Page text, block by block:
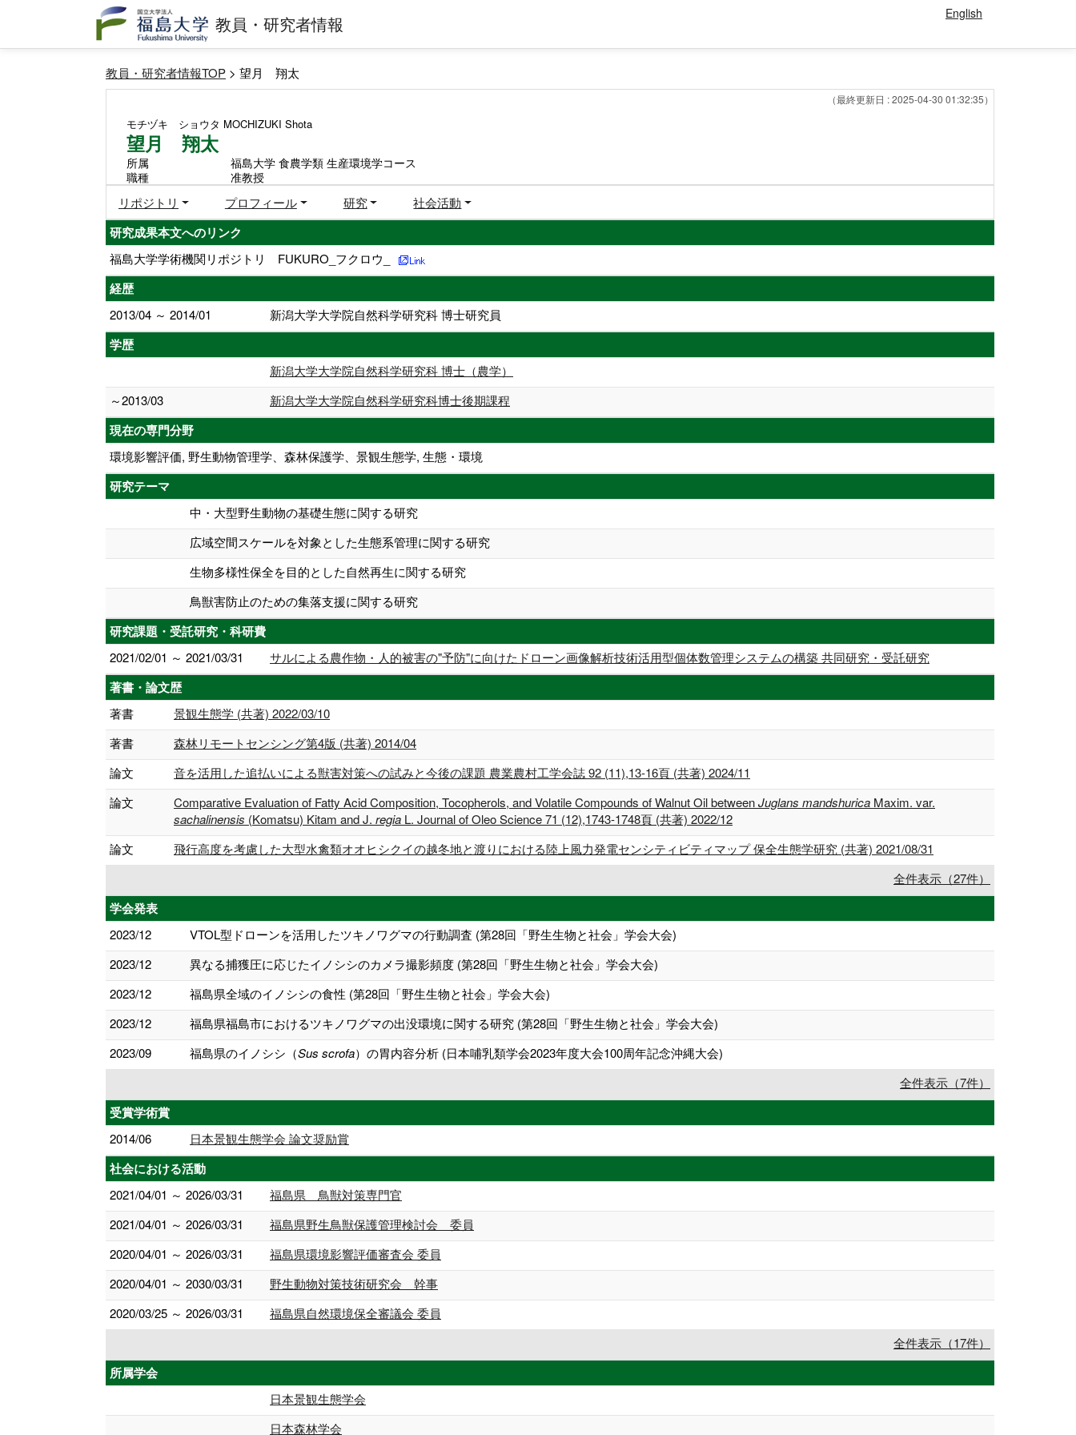
教員・研究者情報 English
教員・研究者情報TOP > 望月 翔太
（最終更新日 : 2025-04-30 01:32:35）
モチヅキ ショウタ MOCHIZUKI Shota
望月 翔太
所属
福島大学 食農学類 生産環境学コース
職種
准教授
リポジトリ プロフィール 研究 社会活動
研究成果本文へのリンク
福島大学学術機関リポジトリ FUKURO_フクロウ_
経歴
2013/04 ～ 2014/01 新潟大学大学院自然科学研究科 博士研究員
学歴
新潟大学大学院自然科学研究科 博士（農学）
～2013/03
新潟大学大学院自然科学研究科博士後期課程
現在の専門分野
環境影響評価, 野生動物管理学、森林保護学、景観生態学, 生態・環境
研究テーマ
中・大型野生動物の基礎生態に関する研究
広域空間スケールを対象とした生態系管理に関する研究
生物多様性保全を目的とした自然再生に関する研究
鳥獣害防止のための集落支援に関する研究
研究課題・受託研究・科研費
2021/02/01 ～ 2021/03/31 サルによる農作物・人的被害の"予防"に向けたドローン画像解析技術活用型個体数管理システムの構築 共同研究・受託研究
著書・論文歴
著書
景観生態学 (共著) 2022/03/10
著書
森林リモートセンシング第4版 (共著) 2014/04
論文
音を活用した追払いによる獣害対策への試みと今後の課題 農業農村工学会誌 92 (11),13-16頁 (共著) 2024/11
論文
Comparative Evaluation of Fatty Acid Composition, Tocopherols, and Volatile Compounds of Walnut Oil betweenJuglans mandshurica Maxim. var.
sachalinensis (Komatsu) Kitam and J. regia L. Journal of Oleo Science 71 (12),1743-1748頁 (共著) 2022/12
論文
飛行高度を考慮した大型水禽類オオヒシクイの越冬地と渡りにおける陸上風力発電センシティビティマップ 保全生態学研究 (共著) 2021/08/31
全件表示（27件）
学会発表
2023/12
VTOL型ドローンを活用したツキノワグマの行動調査 (第28回「野生生物と社会」学会大会)
2023/12
異なる捕獲圧に応じたイノシシのカメラ撮影頻度 (第28回「野生生物と社会」学会大会)
2023/12
福島県全域のイノシシの食性 (第28回「野生生物と社会」学会大会)
2023/12
福島県福島市におけるツキノワグマの出没環境に関する研究 (第28回「野生生物と社会」学会大会)
2023/09
福島県のイノシシ（Sus scrofa）の胃内容分析 (日本哺乳類学会2023年度大会100周年記念沖縄大会)
全件表示（7件）
受賞学術賞
2014/06 日本景観生態学会 論文奨励賞
社会における活動
2021/04/01 ～ 2026/03/31
福島県 鳥獣対策専門官
2021/04/01 ～ 2026/03/31
福島県野生鳥獣保護管理検討会 委員
2020/04/01 ～ 2026/03/31
福島県環境影響評価審査会 委員
2020/04/01 ～ 2030/03/31
野生動物対策技術研究会 幹事
2020/03/25 ～ 2026/03/31
福島県自然環境保全審議会 委員
全件表示（17件）
所属学会
日本景観生態学会
日本森林学会